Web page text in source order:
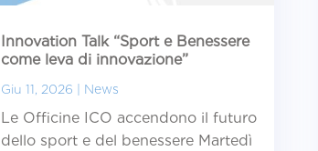
Innovation Talk “Sport e Benessere
come leva di innovazione”
Giu 11, 2026 News
Le Officine ICO accendono il futuro
dello sport e del benessere Martedì